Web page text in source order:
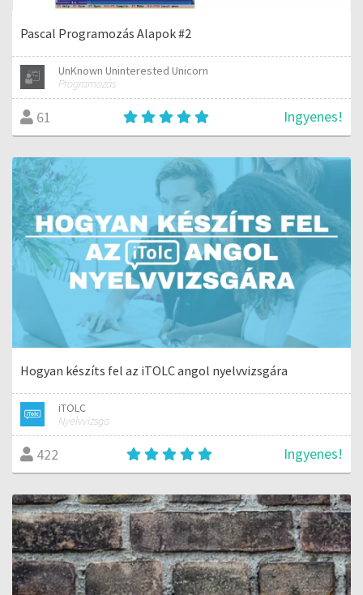
Pascal Programozás Alapok #2
UnKnown Uninterested Unicorn
Programozás
61 Ingyenes!
Hogyan készíts fel az iTOLC angol nyelvvizsgára
iTOLC
Nyelvvizsga
422 Ingyenes!